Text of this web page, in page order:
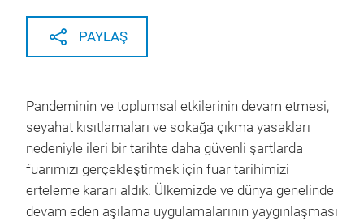
PAYLAŞ
Pandeminin ve toplumsal etkilerinin devam etmesi,
seyahat kısıtlamaları ve sokağa çıkma yasakları
nedeniyle ileri bir tarihte daha güvenli şartlarda
fuarımızı gerçekleştirmek için fuar tarihimizi
erteleme kararı aldık. Ülkemizde ve dünya genelinde
devam eden aşılama uygulamalarının yaygınlaşması